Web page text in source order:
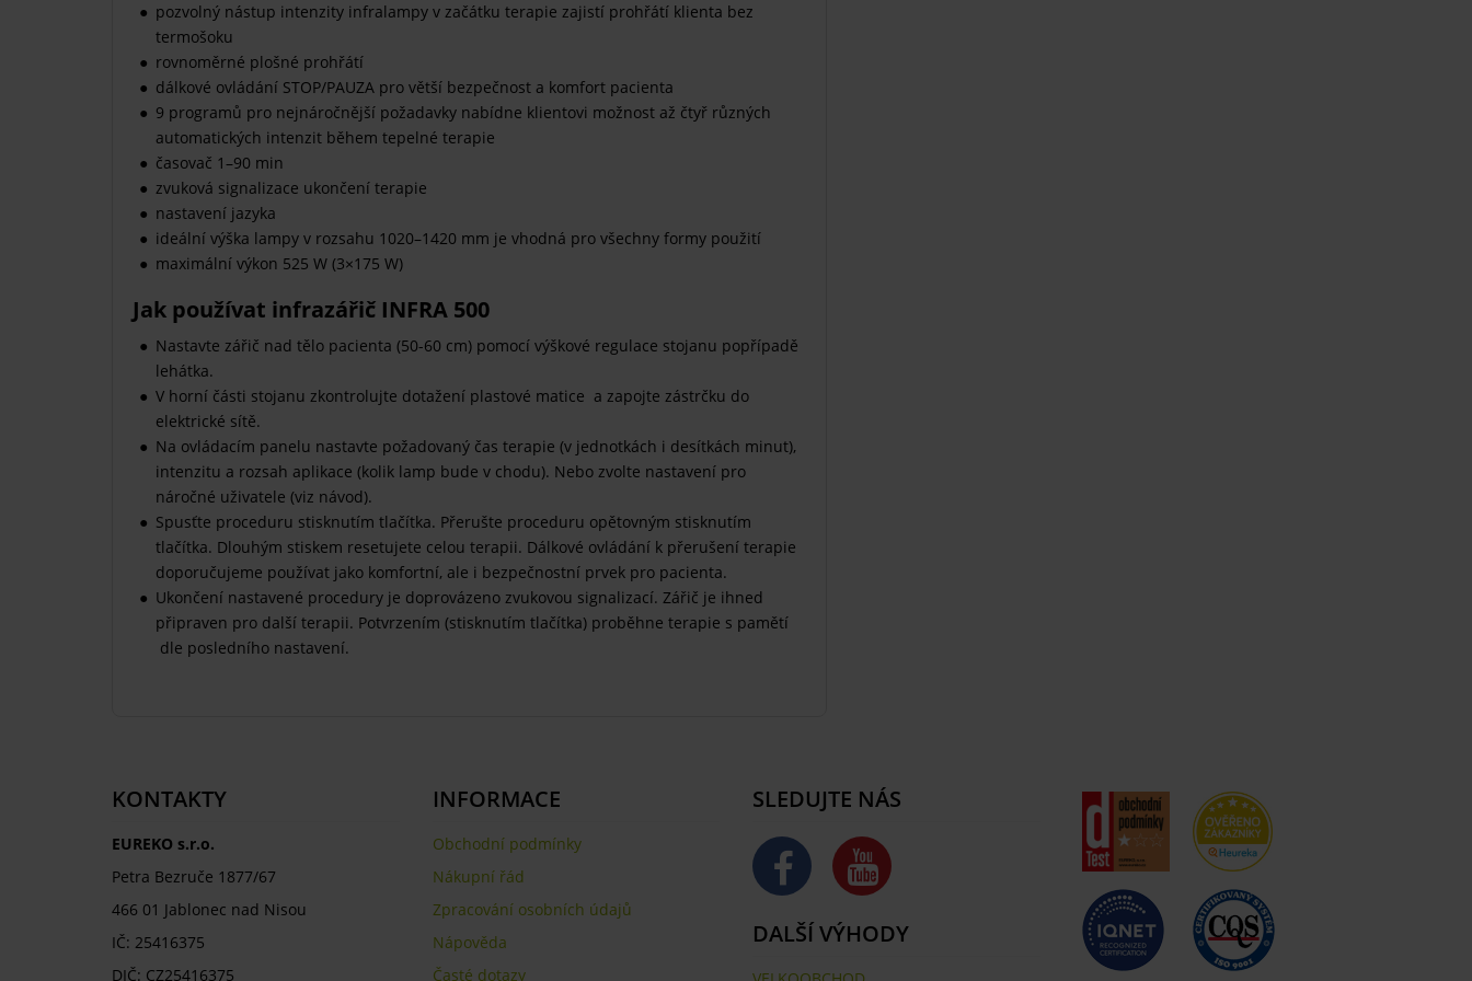
pozvolný nástup intenzity infralampy v začátku terapie zajistí prohřátí klienta bez
termošoku
rovnoměrné plošné prohřátí
dálkové ovládání STOP/PAUZA pro větší bezpečnost a komfort pacienta
9 programů pro nejnáročnější požadavky nabídne klientovi možnost až čtyř různých
automatických intenzit během tepelné terapie
časovač 1–90 min
zvuková signalizace ukončení terapie
nastavení jazyka
ideální výška lampy v rozsahu 1020–1420 mm je vhodná pro všechny formy použití
maximální výkon 525 W (3×175 W)
Jak používat infrazářič INFRA 500
Nastavte zářič nad tělo pacienta (50-60 cm) pomocí výškové regulace stojanu popřípadě
lehátka.
V horní části stojanu zkontrolujte dotažení plastové matice a zapojte zástrčku do
elektrické sítě.
Na ovládacím panelu nastavte požadovaný čas terapie (v jednotkách i desítkách minut),
intenzitu a rozsah aplikace (kolik lamp bude v chodu). Nebo zvolte nastavení pro
náročné uživatele (viz návod).
Spusťte proceduru stisknutím tlačítka. Přerušte proceduru opětovným stisknutím
tlačítka. Dlouhým stiskem resetujete celou terapii. Dálkové ovládání k přerušení terapie
doporučujeme používat jako komfortní, ale i bezpečnostní prvek pro pacienta.
Ukončení nastavené procedury je doprovázeno zvukovou signalizací. Zářič je ihned
připraven pro další terapii. Potvrzením (stisknutím tlačítka) proběhne terapie s pamětí
dle posledního nastavení.
KONTAKTY
EUREKO s.r.o.
Petra Bezruče 1877/67
466 01 Jablonec nad Nisou
IČ: 25416375
DIČ: CZ25416375
INFORMACE
Obchodní podmínky
Nákupní řád
Zpracování osobních údajů
Nápověda
Časté dotazy
SLEDUJTE NÁS
DALŠÍ VÝHODY